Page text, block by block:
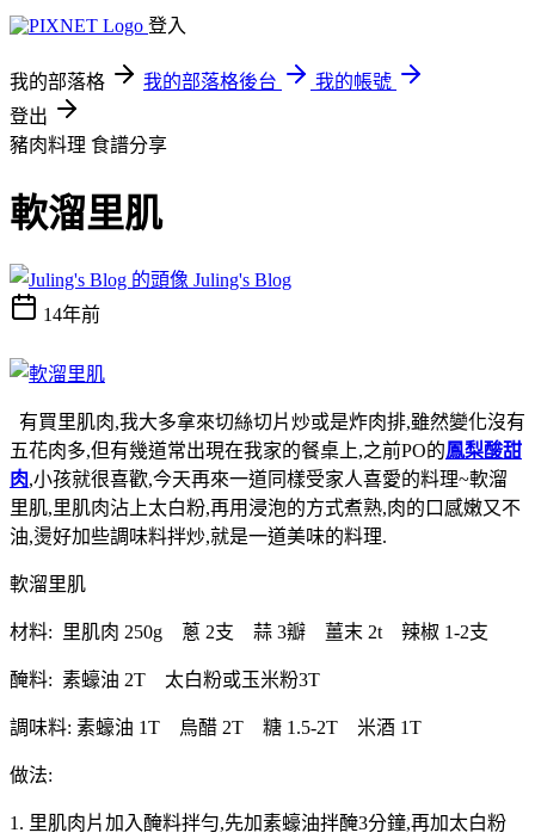
登入
我的部落格 我的部落格後台
我的帳號
登出
豬肉料理 食譜分享
軟溜里肌
Juling's Blog
14年前
有買里肌肉,我大多拿來切絲切片炒或是炸肉排,雖然變化沒有
五花肉多,但有幾道常出現在我家的餐桌上,之前PO的鳳梨酸甜
肉,小孩就很喜歡,今天再來一道同樣受家人喜愛的料理~軟溜
里肌,里肌肉沾上太白粉,再用浸泡的方式煮熟,肉的口感嫩又不
油,燙好加些調味料拌炒,就是一道美味的料理.
軟溜里肌
材料: 里肌肉 250g 蔥 2支 蒜 3瓣 薑末 2t 辣椒 1-2支
醃料: 素蠔油 2T 太白粉或玉米粉3T
調味料: 素蠔油 1T 烏醋 2T 糖 1.5-2T 米酒 1T
做法:
1. 里肌肉片加入醃料拌勻,先加素蠔油拌醃3分鐘,再加太白粉